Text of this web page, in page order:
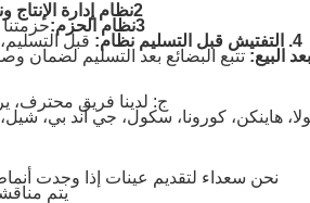
2نظام إدارة الإنتاج ونظام مراقبة الجودة:
3نظام الحزم:
4. التفتيش قبل التسليم نظام:
قبل
تتبع البضائع بعد التسليم لضمان
ج: لدينا فريق محترف،
هاينكن، كورونا، سكول، جي آند بي،
نحن سعداء لتقديم عينات إذا وجدت
يتم